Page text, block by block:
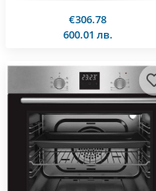
€306.78
600.01 лв.